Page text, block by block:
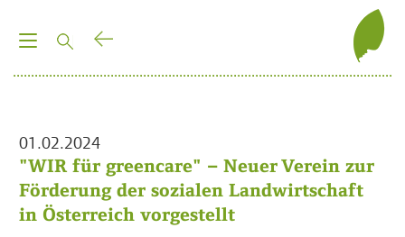
T
e
n
a
v
01.02.2024
"WIR für greencare" – Neuer Verein zur
Förderung der sozialen Landwirtschaft
in Österreich vorgestellt